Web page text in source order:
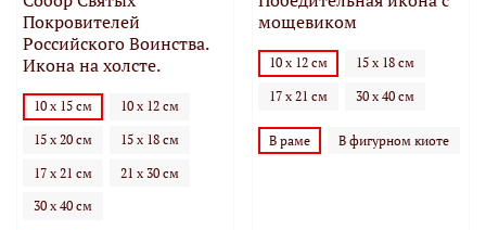
Покровителей
Российского Воинства.
Икона на холсте.
10 х 15 см 10 х 12 см
15 х 20 см 15 х 18 см
17 х 21 см 21 х 30 см
30 х 40 см
мощевиком
10 х 12 см 15 х 18 см
17 х 21 см 30 х 40 см
В раме В фигурном киоте